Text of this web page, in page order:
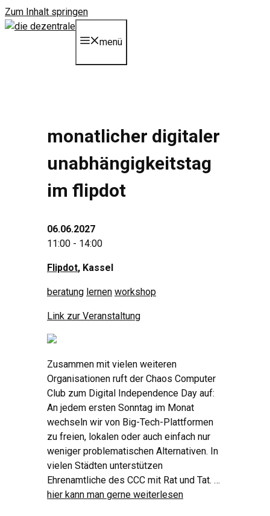
Zum Inhalt springen
menü
monatlicher digitaler
unabhängigkeitstag
im flipdot
06.06.2027
11:00 - 14:00
Flipdot, Kassel
beratung lernen workshop
Link zur Veranstaltung
Zusammen mit vielen weiteren
Organisationen ruft der Chaos Computer
Club zum Digital Independence Day auf:
An jedem ersten Sonntag im Monat
wechseln wir von Big-Tech-Plattformen
zu freien, lokalen oder auch einfach nur
weniger problematischen Alternativen. In
vielen Städten unterstützen
Ehrenamtliche des CCC mit Rat und Tat. …
hier kann man gerne weiterlesen